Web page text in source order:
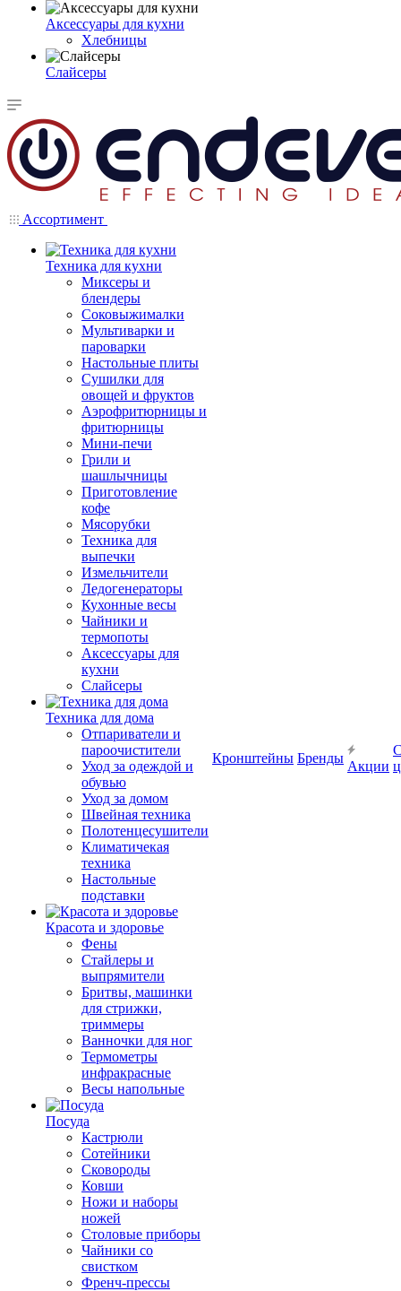
Аксессуары для кухни
Хлебницы
Слайсеры
Ассортимент
Техника для кухни
Миксеры и
блендеры
Соковыжималки
Мультиварки и
пароварки
Настольные плиты
Сушилки для
овощей и фруктов
Аэрофритюрницы и
фритюрницы
Мини-печи
Грили и
шашлычницы
Приготовление
кофе
Мясорубки
Техника для
выпечки
Измельчители
Ледогенераторы
Кухонные весы
Чайники и
термопоты
Аксессуары для
кухни
Слайсеры
Техника для дома
Отпариватели и
пароочистители
Уход за одеждой и
обувью
Уход за домом
Швейная техника
Полотенцесушители
Климатичекая
техника
Настольные
подставки
Красота и здоровье
Фены
Стайлеры и
выпрямители
Бритвы, машинки
для стрижки,
триммеры
Ванночки для ног
Термометры
инфракрасные
Весы напольные
Посуда
Кастрюли
Сотейники
Сковороды
Ковши
Ножи и наборы
ножей
Столовые приборы
Чайники со
свистком
Френч-прессы
Кронштейны Бренды
Акции